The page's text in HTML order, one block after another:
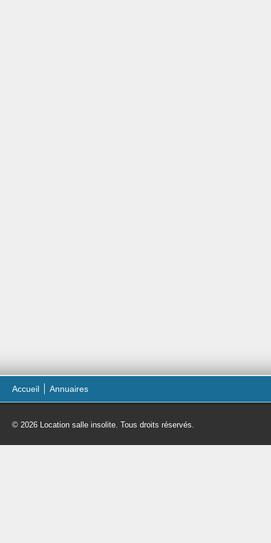
Accueil Annuaires
© 2026 Location salle insolite. Tous droits réservés.